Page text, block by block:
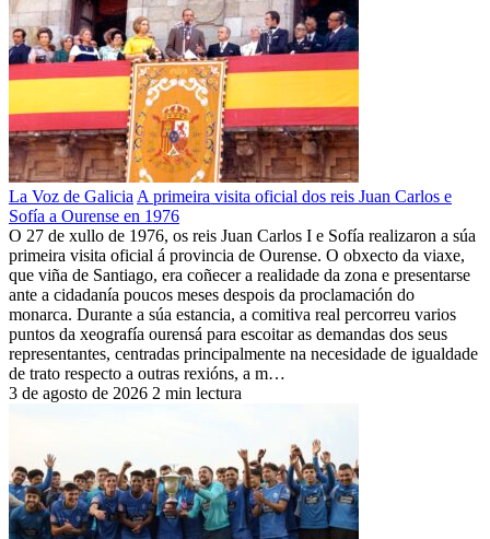
La Voz de Galicia A primeira visita oficial dos reis Juan Carlos e
Sofía a Ourense en 1976
O 27 de xullo de 1976, os reis Juan Carlos I e Sofía realizaron a súa
primeira visita oficial á provincia de Ourense. O obxecto da viaxe,
que viña de Santiago, era coñecer a realidade da zona e presentarse
ante a cidadanía poucos meses despois da proclamación do
monarca. Durante a súa estancia, a comitiva real percorreu varios
puntos da xeografía ourensá para escoitar as demandas dos seus
representantes, centradas principalmente na necesidade de igualdade
de trato respecto a outras rexións, a m…
3 de agosto de 2026 2 min lectura